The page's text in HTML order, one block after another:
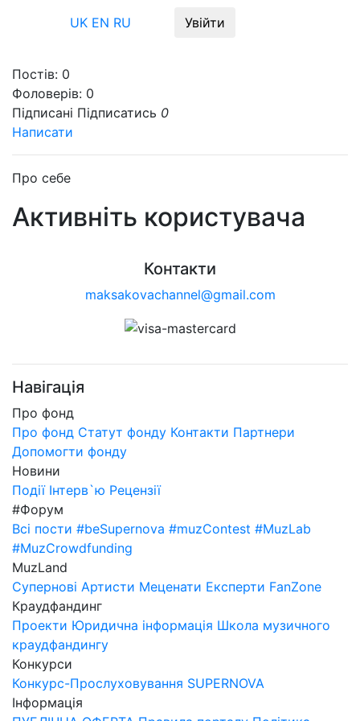
UK EN RU Увійти
Постів: 0
Фоловерів: 0
Підписані Підписатись 0
Написати
Про себе
Активніть користувача
Контакти
maksakovachannel@gmail.com
Навігація
Про фонд
Про фонд Статут фонду Контакти Партнери
Допомогти фонду
Новини
Події Інтерв`ю Рецензії
#Форум
Всі пости #beSupernova #muzContest #MuzLab
#MuzCrowdfunding
MuzLand
Супернові Артисти Меценати Експерти FanZone
Краудфандинг
Проекти Юридична інформація Школа музичного
краудфандингу
Конкурси
Конкурс-Прослуховування SUPERNOVA
Інформація